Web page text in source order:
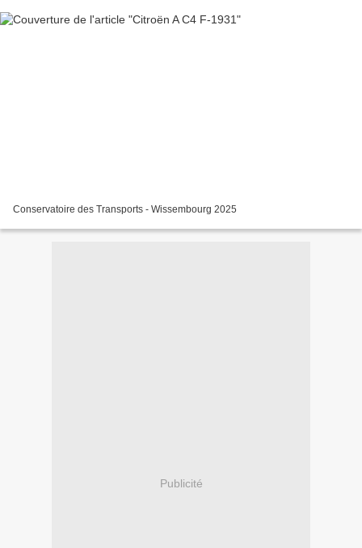
Conservatoire des Transports - Wissembourg 2025
Publicité